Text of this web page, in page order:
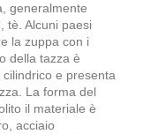
generalmente
tè. Alcuni paesi
la zuppa con i
della tazza è
e presenta
La forma del
il materiale è
acciaio